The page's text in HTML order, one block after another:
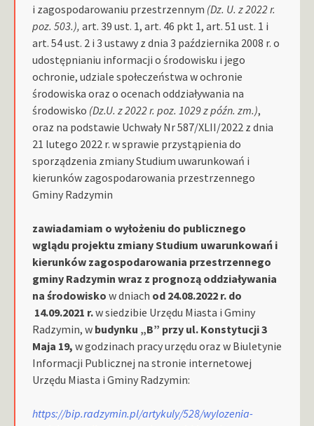
i zagospodarowaniu przestrzennym (Dz. U. z 2022 r.
poz. 503.), art. 39 ust. 1, art. 46 pkt 1, art. 51 ust. 1 i
art. 54 ust. 2 i 3 ustawy z dnia 3 października 2008 r. o
udostępnianiu informacji o środowisku i jego
ochronie, udziale społeczeństwa w ochronie
środowiska oraz o ocenach oddziaływania na
środowisko (Dz.U. z 2022 r. poz. 1029 z późn. zm.),
oraz na podstawie Uchwały Nr 587/XLII/2022 z dnia
21 lutego 2022 r. w sprawie przystąpienia do
sporządzenia zmiany Studium uwarunkowań i
kierunków zagospodarowania przestrzennego
Gminy Radzymin
zawiadamiam o wyłożeniu do publicznego
wglądu projektu zmiany Studium uwarunkowań i
kierunków zagospodarowania przestrzennego
gminy Radzymin wraz z prognozą oddziaływania
na środowisko w dniach od 24.08.2022 r. do
14.09.2021 r.w siedzibie Urzędu Miasta i Gminy
Radzymin, w budynku „B” przy ul. Konstytucji 3
Maja 19, w godzinach pracy urzędu oraz w Biuletynie
Informacji Publicznej na stronie internetowej
Urzędu Miasta i Gminy Radzymin:
https://bip.radzymin.pl/artykuly/528/wylozenia-